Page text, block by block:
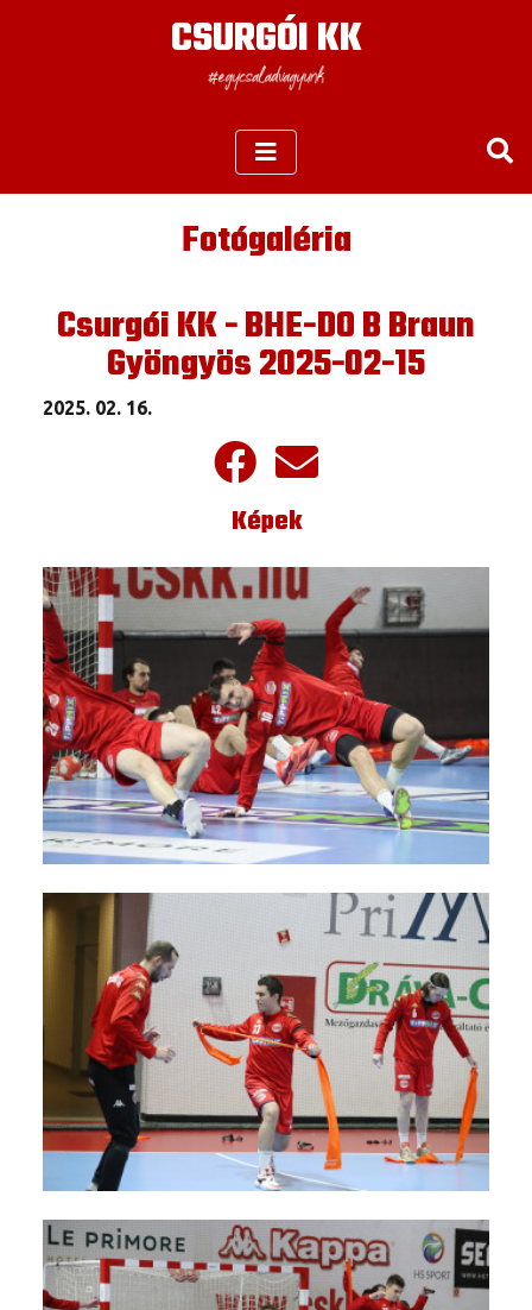
CSURGÓI KK
Fotógaléria
Csurgói KK - BHE-DO B Braun
Gyöngyös 2025-02-15
2025. 02. 16.
Képek